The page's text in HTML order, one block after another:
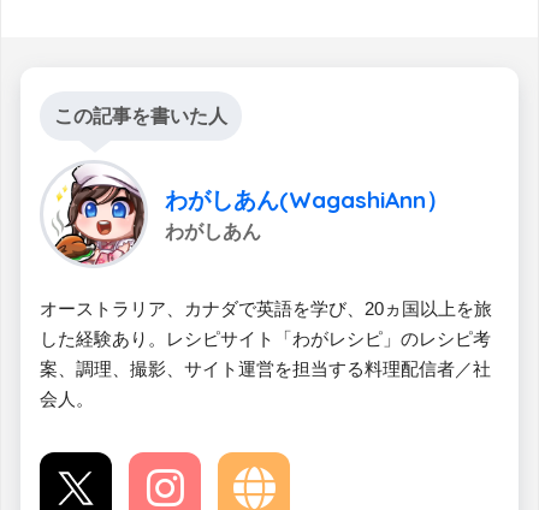
この記事を書いた人
わがしあん(WagashiAnn）
わがしあん
オーストラリア、カナダで英語を学び、20ヵ国以上を旅
した経験あり。レシピサイト「わがレシピ」のレシピ考
案、調理、撮影、サイト運営を担当する料理配信者／社
会人。